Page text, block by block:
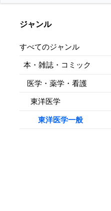
ジャンル
すべてのジャンル
本・雑誌・コミック
医学・薬学・看護
東洋医学
東洋医学一般